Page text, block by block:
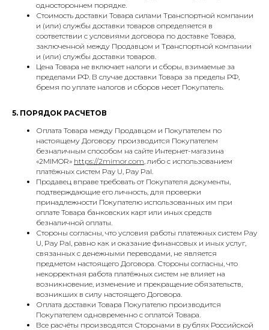
одностороннем порядке.
Стоимость доставки Товара силами Транспортной компании
и (или) службы доставки товаров определяется в
соответствии с условиями договора по доставке Товара,
заключенной между Продавцом и Транспортной компании
и (или) службы доставки товаров.
Цена Товара не включает налоги и сборы, взимаемые за
пределами РФ. В случае доставки Товара за пределы РФ,
бремя по уплате налогов и сборов несет Покупатель.
5. ПОРЯДОК РАСЧЕТОВ
Оплата Товара между Продавцом и Покупателем по
настоящему Договору производится Покупателем
безналичным способом на сайте Интернет-магазина
«2MIMOR» https://2mimor.com, либо с использованием
платёжных систем Pay U, Pay Pal.
Продавец вправе требовать от Покупателя документы,
подтверждающие его личность, для проверки
принадлежности Покупателю использованных им при
оплате Товара банковских карт или иных средств
безналичной оплаты.
Стороны согласны, что условия работы платежных систем Pay
U, Pay Pal, равно как и оказание финансовых и иных услуг,
связанных с денежными переводами, не является
предметом настоящего Договора. Стороны согласны, что
некорректная работа платёжных систем не влияет на
возникновение, изменение и прекращение обязательств,
возникших в силу настоящего Договора.
Оплата доставки Товара Покупателю производится
Покупателем одновременно с оплатой Товара.
Все расчёты производятся Сторонами в рублях Российской